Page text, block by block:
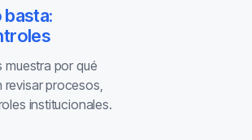
muestra por qué
revisar procesos,
institucionales.